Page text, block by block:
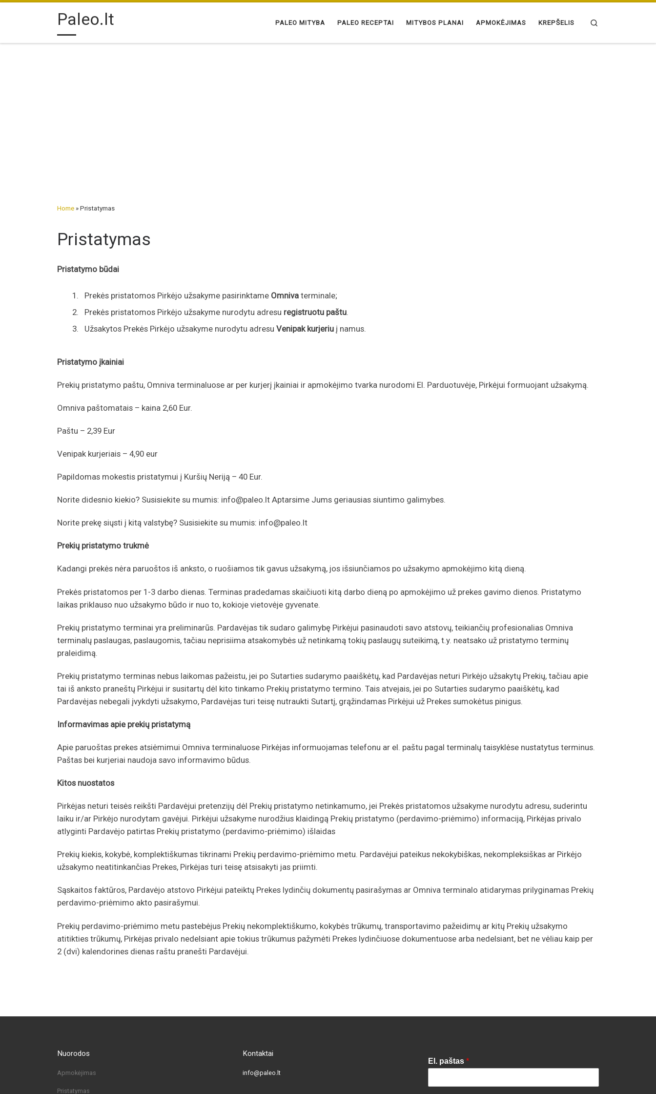
Skip to contentPaleo.lt PALEO MITYBA PALEO RECEPTAI MITYBOS PLANAI APMOKĖJIMAS KREPŠELIS
Home » Pristatymas
Pristatymas
Pristatymo būdai
Prekės pristatomos Pirkėjo užsakyme pasirinktame Omniva terminale;
Prekės pristatomos Pirkėjo užsakyme nurodytu adresu registruotu paštu.
Užsakytos Prekės Pirkėjo užsakyme nurodytu adresu Venipak kurjeriu į namus.
Pristatymo įkainiai
Prekių pristatymo paštu, Omniva terminaluose ar per kurjerį įkainiai ir apmokėjimo tvarka nurodomi El. Parduotuvėje, Pirkėjui formuojant užsakymą.
Omniva paštomatais – kaina 2,60 Eur.
Paštu – 2,39 Eur
Venipak kurjeriais – 4,90 eur
Papildomas mokestis pristatymui į Kuršių Neriją – 40 Eur.
Norite didesnio kiekio? Susisiekite su mumis: info@paleo.lt Aptarsime Jums geriausias siuntimo galimybes.
Norite prekę siųsti į kitą valstybę? Susisiekite su mumis: info@paleo.lt
Prekių pristatymo trukmė
Kadangi prekės nėra paruoštos iš anksto, o ruošiamos tik gavus užsakymą, jos išsiunčiamos po užsakymo apmokėjimo kitą dieną.
Prekės pristatomos per 1-3 darbo dienas. Terminas pradedamas skaičiuoti kitą darbo dieną po apmokėjimo už prekes gavimo dienos. Pristatymo
laikas priklauso nuo užsakymo būdo ir nuo to, kokioje vietovėje gyvenate.
Prekių pristatymo terminai yra preliminarūs. Pardavėjas tik sudaro galimybę Pirkėjui pasinaudoti savo atstovų, teikiančių profesionalias Omniva
terminalų paslaugas, paslaugomis, tačiau neprisiima atsakomybės už netinkamą tokių paslaugų suteikimą, t.y. neatsako už pristatymo terminų
praleidimą.
Prekių pristatymo terminas nebus laikomas pažeistu, jei po Sutarties sudarymo paaiškėtų, kad Pardavėjas neturi Pirkėjo užsakytų Prekių, tačiau apie
tai iš anksto praneštų Pirkėjui ir susitartų dėl kito tinkamo Prekių pristatymo termino. Tais atvejais, jei po Sutarties sudarymo paaiškėtų, kad
Pardavėjas nebegali įvykdyti užsakymo, Pardavėjas turi teisę nutraukti Sutartį, grąžindamas Pirkėjui už Prekes sumokėtus pinigus.
Informavimas apie prekių pristatymą
Apie paruoštas prekes atsiėmimui Omniva terminaluose Pirkėjas informuojamas telefonu ar el. paštu pagal terminalų taisyklėse nustatytus terminus.
Paštas bei kurjeriai naudoja savo informavimo būdus.
Kitos nuostatos
Pirkėjas neturi teisės reikšti Pardavėjui pretenzijų dėl Prekių pristatymo netinkamumo, jei Prekės pristatomos užsakyme nurodytu adresu, suderintu
laiku ir/ar Pirkėjo nurodytam gavėjui. Pirkėjui užsakyme nurodžius klaidingą Prekių pristatymo (perdavimo-priėmimo) informaciją, Pirkėjas privalo
atlyginti Pardavėjo patirtas Prekių pristatymo (perdavimo-priėmimo) išlaidas
Prekių kiekis, kokybė, komplektiškumas tikrinami Prekių perdavimo-priėmimo metu. Pardavėjui pateikus nekokybiškas, nekompleksiškas ar Pirkėjo
užsakymo neatitinkančias Prekes, Pirkėjas turi teisę atsisakyti jas priimti.
Sąskaitos faktūros, Pardavėjo atstovo Pirkėjui pateiktų Prekes lydinčių dokumentų pasirašymas ar Omniva terminalo atidarymas prilyginamas Prekių
perdavimo-priėmimo akto pasirašymui.
Prekių perdavimo-priėmimo metu pastebėjus Prekių nekomplektiškumo, kokybės trūkumų, transportavimo pažeidimų ar kitų Prekių užsakymo
atitikties trūkumų, Pirkėjas privalo nedelsiant apie tokius trūkumus pažymėti Prekes lydinčiuose dokumentuose arba nedelsiant, bet ne vėliau kaip per
2 (dvi) kalendorines dienas raštu pranešti Pardavėjui.
Nuorodos
Apmokėjimas
Pristatymas
Kontaktai
info@paleo.lt
El. paštas *